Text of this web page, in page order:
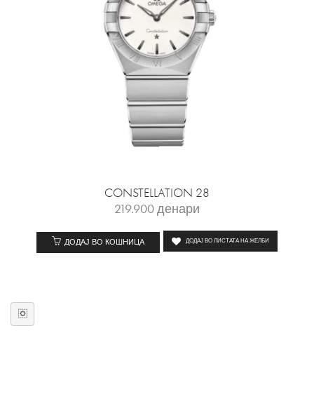
CONSTELLATION 28
219.900денари
ДОДАЈ ВО КОШНИЦА ДОДАЈ ВО ЛИСТАТА НА ЖЕЛБИ